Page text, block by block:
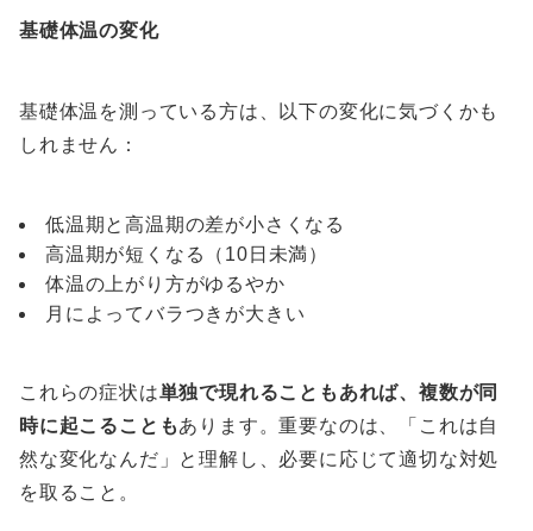
基礎体温の変化
基礎体温を測っている方は、以下の変化に気づくかも
しれません：
低温期と高温期の差が小さくなる
高温期が短くなる（10日未満）
体温の上がり方がゆるやか
月によってバラつきが大きい
これらの症状は単独で現れることもあれば、複数が同
時に起こることもあります。重要なのは、「これは自
然な変化なんだ」と理解し、必要に応じて適切な対処
を取ること。